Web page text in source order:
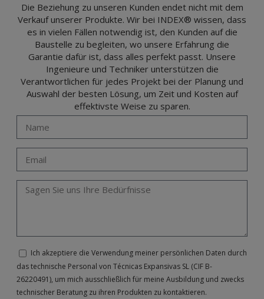
Portalada II | c/ Segador 13, 26006 | Logroño (La Rioja).
Die Beziehung zu unseren Kunden endet nicht mit dem
Verkauf unserer Produkte. Wir bei INDEX® wissen, dass
es in vielen Fällen notwendig ist, den Kunden auf die
Baustelle zu begleiten, wo unsere Erfahrung die
Garantie dafür ist, dass alles perfekt passt. Unsere
Ingenieure und Techniker unterstützen die
Verantwortlichen für jedes Projekt bei der Planung und
Auswahl der besten Lösung, um Zeit und Kosten auf
effektivste Weise zu sparen.
Ich akzeptiere die Verwendung meiner persönlichen Daten durch
das technische Personal von Técnicas Expansivas SL (CIF B-
26220491), um mich ausschließlich für meine Ausbildung und zwecks
technischer Beratung zu ihren Produkten zu kontaktieren.